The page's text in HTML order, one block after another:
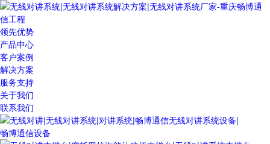
领先优势
产品中心
客户案例
解决方案
服务支持
关于我们
联系我们
畅博通信设备